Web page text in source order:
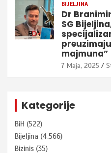
BIJELJINA
Dr
SG
majmuna”
7 Maja, 2025
Kategorije
BiH (522)
Bijeljina (4.566)
Bizinis (35)